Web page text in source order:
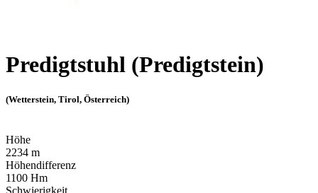
Predigtstuhl (Predigtstein)
(Wetterstein, Tirol, Österreich)
Höhe
2234 m
Höhendifferenz
1100 Hm
Schwierigkeit